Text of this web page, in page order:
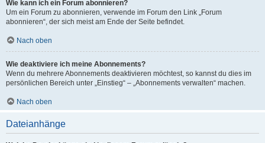
Wie kann ich ein Forum abonnieren?
Um ein Forum zu abonnieren, verwende im Forum den Link „Forum
abonnieren“, der sich meist am Ende der Seite befindet.
Nach oben
Wie deaktiviere ich meine Abonnements?
Wenn du mehrere Abonnements deaktivieren möchtest, so kannst du dies im
persönlichen Bereich unter „Einstieg“ – „Abonnements verwalten“ machen.
Nach oben
Dateianhänge